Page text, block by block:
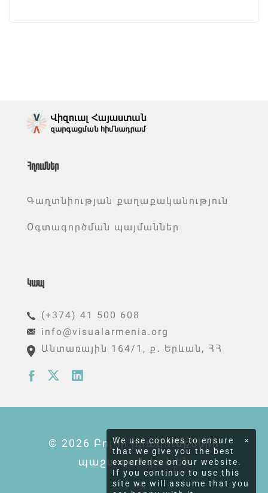
Հղումներ
Գաղտնիության քաղաքականություն
Օգտագործման պայմաններ
Կապ
(+374) 41 500 608
info@visualarmenia.org
Անտառային 164/1, ք․ Երևան, ՀՀ
© 2026 Բոլոր իրավունքները
պաշտպանված են
×
We use cookies to ensure
that we give you the best
experience on our website.
If you continue to use this
site we will assume that you